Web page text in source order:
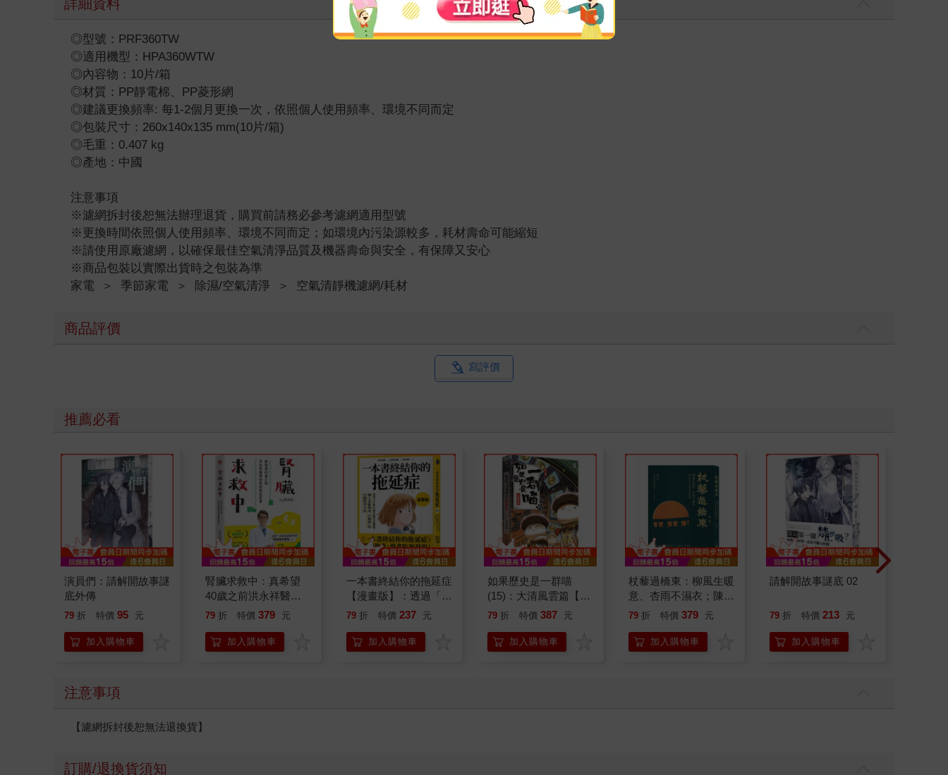
詳細資料
◎型號：PRF360TW
◎適用機型：HPA360WTW
◎內容物：10片/箱
◎材質：PP靜電棉、PP菱形網
◎建議更換頻率: 每1-2個月更換一次，依照個人使用頻率、環境不同而定
◎包裝尺寸：260x140x135 mm(10片/箱)
◎毛重：0.407 kg
◎產地：中國
注意事項
※濾網拆封後恕無法辦理退貨，購買前請務必參考濾網適用型號
※更換時間依照個人使用頻率、環境不同而定；如環境內污染源較多，耗材壽命可能縮短
※請使用原廠濾網，以確保最佳空氣清淨品質及機器壽命與安全，有保障又安心
※商品包裝以實際出貨時之包裝為準
家電
＞ 季節家電 ＞ 除濕/空氣清淨 ＞ 空氣清靜機濾網/耗材
商品評價
寫評價
推薦必看
演員們：請解開故事謎
底外傳
79 折 特價 95 元
加入購物車
腎臟求救中：真希望
40歲之前洪永祥醫師
就告訴我這些事
79 折 特價 379 元
加入購物車
一本書終結你的拖延症
【漫畫版】：透過「小
行動」打開大腦的行動
「行動派」的37個科
學方法
79 折 特價 237 元
加入購物車
如果歷史是一群喵
(15)：大清風雲篇【萌
貓漫畫學歷史】
79 折 特價 387 元
加入購物車
杖藜過橋東：柳風生暖
意、杏雨不濕衣；陳亮
恭談以心轉境的適齡漫
79 折 特價 379 元
加入購物車
請解開故事謎底 02
79 折 特價 213 元
加入購物車
注意事項
【濾網拆封後恕無法退換貨】
訂購/退換貨須知